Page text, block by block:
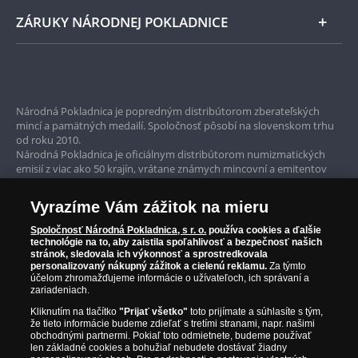
ZÁRUKY NÁRODNEJ POKLADNICE
Garancia najvyššej kvality
Iba originálne produkty
Národná Pokladnica je popredným distribútorom zberateľských
mincí a pamätných medailí. Spoločnosť pôsobí na slovenskom trhu
od roku 2010.
Národná Pokladnica je oficiálnym distribútorom numizmatických
emisií z viac ako 50 krajín, vrátane známych mincovní a emitentov
Parížska mincovňa, Nórska mincovňa, Fínska mincovňa alebo
Austrálska mincovňa Perth. Spoločnosť svojim zákazníkom a
zberateľom garantuje, že všetky produkty sú v originálnej a v
prvotriednej kvalite, čo je doložené aj priloženým Certifikátom
autentickosti.
Vyrazíme Vám zážitok na mieru
Spoločnosť Národná Pokladnica, s r. o. používa cookies a ďalšie
technológie na to, aby zaistila spoľahlivosť a bezpečnosť našich
stránok, sledovala ich výkonnosť a sprostredkovala
personalizovaný nákupný zážitok a cielenú reklamu. Za týmto
účelom zhromažďujeme informácie o užívateľoch, ich správaní a
zariadeniach.
Kliknutím na tlačítko"Prijať všetko" toto prijímate a súhlasíte s tým,
že tieto informácie budeme zdieľať s tretími stranami, napr. našimi
obchodnými partnermi. Pokiaľ toto odmietnete, budeme používať
len základné cookies a bohužiaľ nebudete dostávať žiadny